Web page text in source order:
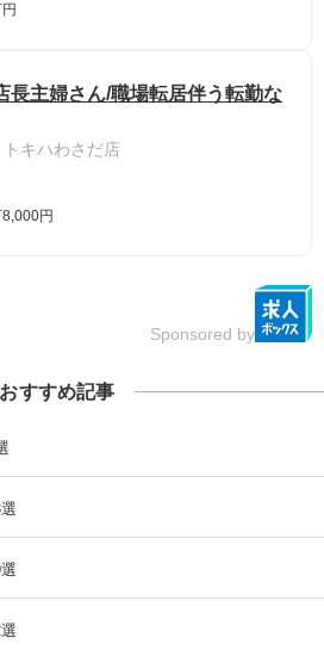
長主婦さん/職場転居伴う転勤な
キハわさだ店
円
Sponsored by
おすすめ記事